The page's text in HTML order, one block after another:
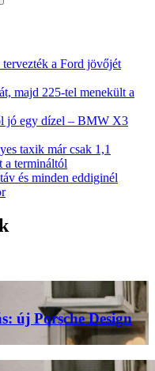
a Ford jövőjét
majd 225-tel menekült a
jó egy dízel – BMW X3
taxik már csak 1,1
a termináltól
és minden eddiginél
új Porsche Design